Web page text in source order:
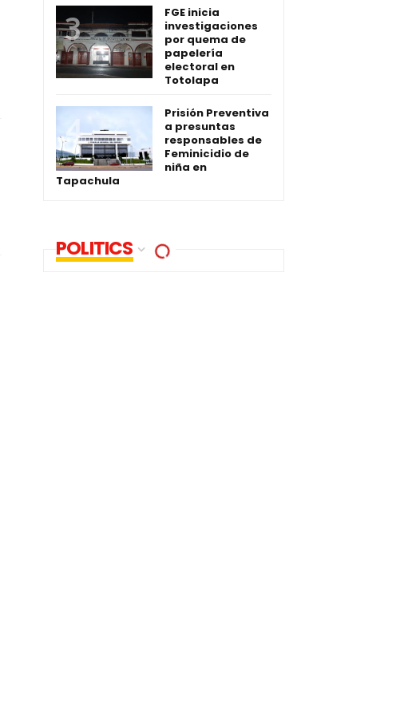
FGE inicia
investigaciones
por quema de
papelería
electoral en
Totolapa
Prisión Preventiva
a presuntas
responsables de
Feminicidio de
niña en
Tapachula
POLITICS